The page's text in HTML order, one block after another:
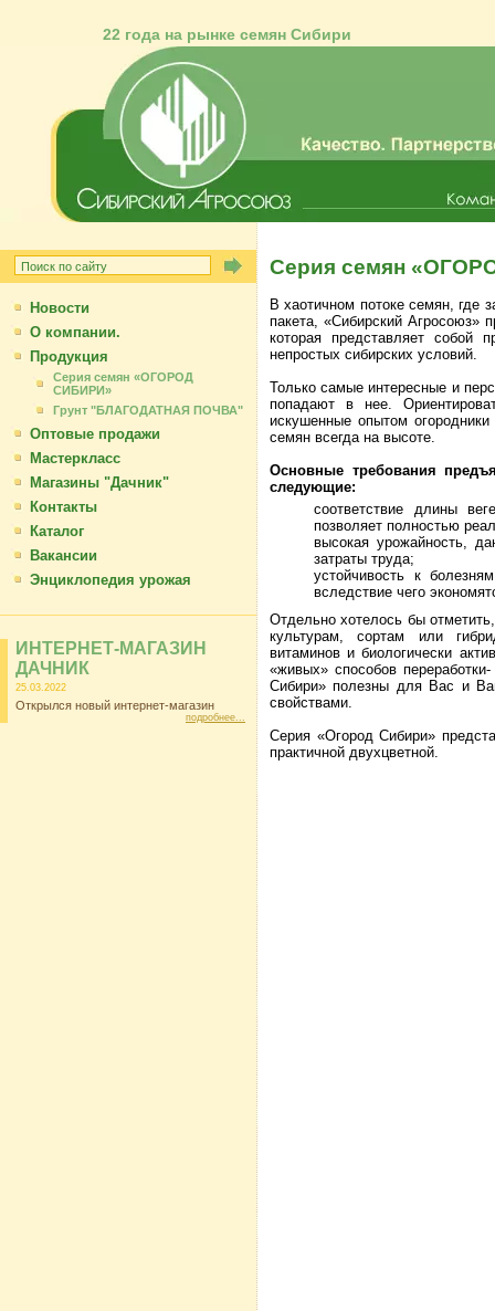
22 года на рынке семян Сибири
Новости
О компании.
Продукция
Серия семян «ОГОРОД
СИБИРИ»
Грунт "БЛАГОДАТНАЯ ПОЧВА"
Оптовые продажи
Мастеркласс
Магазины "Дачник"
Контакты
Каталог
Вакансии
Энциклопедия урожая
ИНТЕРНЕТ-МАГАЗИН
ДАЧНИК
25.03.2022
Открылся новый интернет-магазин
подробнее...
Серия семян
В хаотичном потоке семян, где
пакета, «Сибирский
которая представляет собой
непростых сибирских условий.
Только самые интересные и
попадают в нее.
искушенные опытом
семян всегда на высоте.
Основные требования
следующие:
соответствие длины
позволяет полностью
высокая урожайность,
затраты труда;
устойчивость к
вследствие чего
Отдельно хотелось бы
культурам, сортам или
витаминов и биологически
«живых» способов
Сибири» полезны для Вас и
свойствами.
Серия «Огород Сибири»
практичной двухцветной.